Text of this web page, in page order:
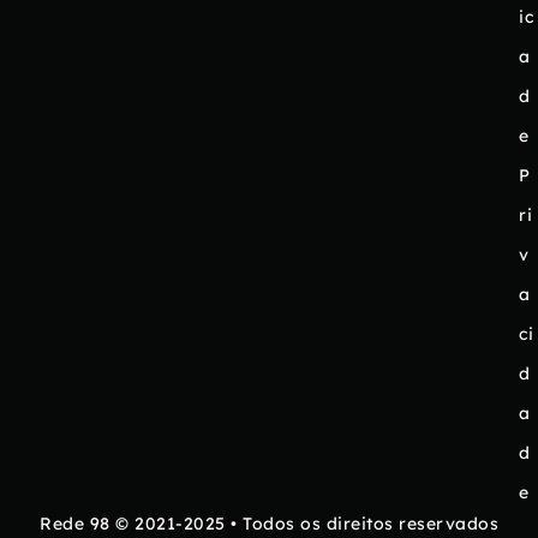
ic
a
d
e
P
ri
v
a
ci
d
a
d
e
Rede 98 © 2021-2025 • Todos os direitos reservados